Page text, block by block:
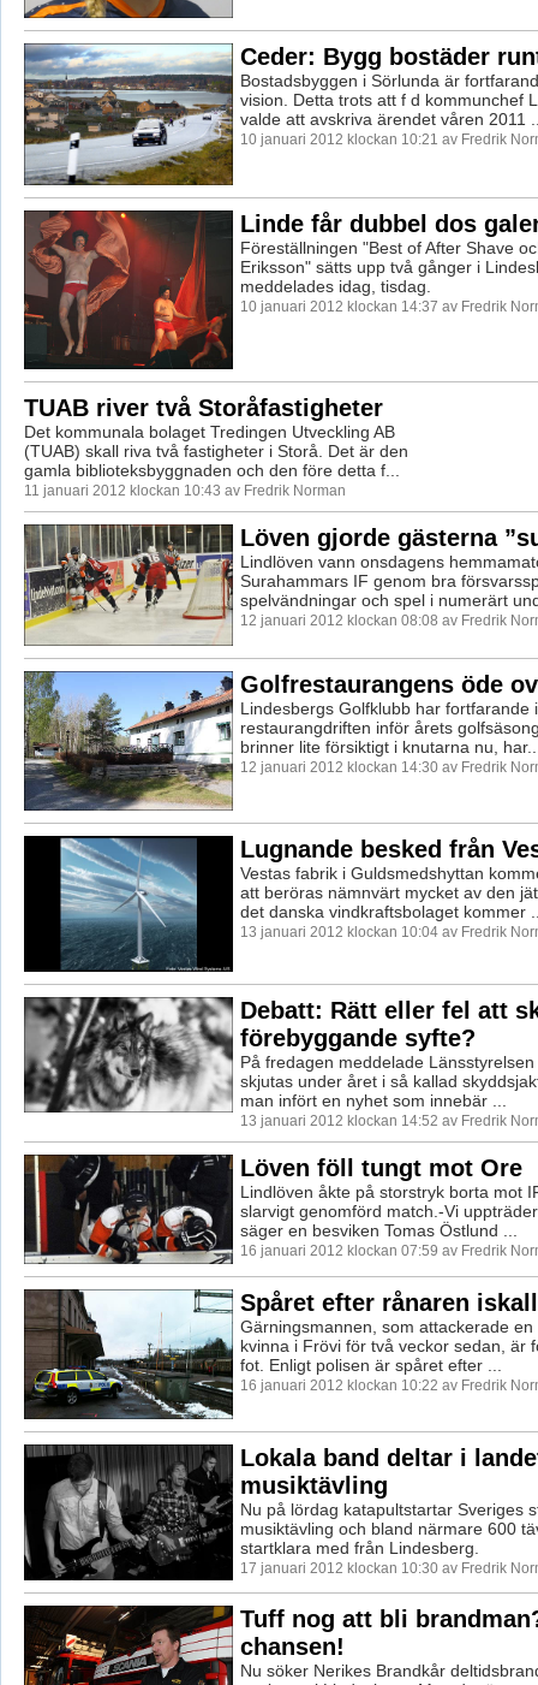
Ceder: Bygg bostäder
Bostadsbyggen i Sörlunda är
vision. Detta trots att f d kommunchef
valde att avskriva ärendet våren 2011
10 januari 2012 klockan 10:21 av Fredrik
Linde får dubbel dos
Föreställningen "Best of After Shave
Eriksson" sätts upp två gånger i
meddelades idag, tisdag.
10 januari 2012 klockan 14:37 av Fredrik
TUAB river två Storåfastigheter
Det kommunala bolaget Tredingen Utveckling AB
(TUAB) skall riva två fastigheter i Storå. Det är den
gamla biblioteksbyggnaden och den före detta f...
11 januari 2012 klockan 10:43 av Fredrik Norman
Löven gjorde gästerna
Lindlöven vann onsdagens
Surahammars IF genom bra
spelvändningar och spel i numerärt
12 januari 2012 klockan 08:08 av Fredrik
Golfrestaurangens öde
Lindesbergs Golfklubb har fortfarande
restaurangdriften inför årets
brinner lite försiktigt i knutarna nu,
12 januari 2012 klockan 14:30 av Fredrik
Lugnande besked från
Vestas fabrik i Guldsmedshyttan
att beröras nämnvärt mycket av den
det danska vindkraftsbolaget kommer
13 januari 2012 klockan 10:04 av Fredrik
Debatt: Rätt eller fel att
förebyggande syfte?
På fredagen meddelade
skjutas under året i så kallad
man infört en nyhet som innebär ...
13 januari 2012 klockan 14:52 av Fredrik
Löven föll tungt mot Ore
Lindlöven åkte på storstryk borta mot
slarvigt genomförd match.-Vi
säger en besviken Tomas Östlund ...
16 januari 2012 klockan 07:59 av Fredrik
Spåret efter rånaren
Gärningsmannen, som attackerade en
kvinna i Frövi för två veckor sedan, är
fot. Enligt polisen är spåret efter ...
16 januari 2012 klockan 10:22 av Fredrik
Lokala band deltar i
musiktävling
Nu på lördag katapultstartar Sveriges
musiktävling och bland närmare 600
startklara med från Lindesberg.
17 januari 2012 klockan 10:30 av Fredrik
Tuff nog att bli
chansen!
Nu söker Nerikes Brandkår